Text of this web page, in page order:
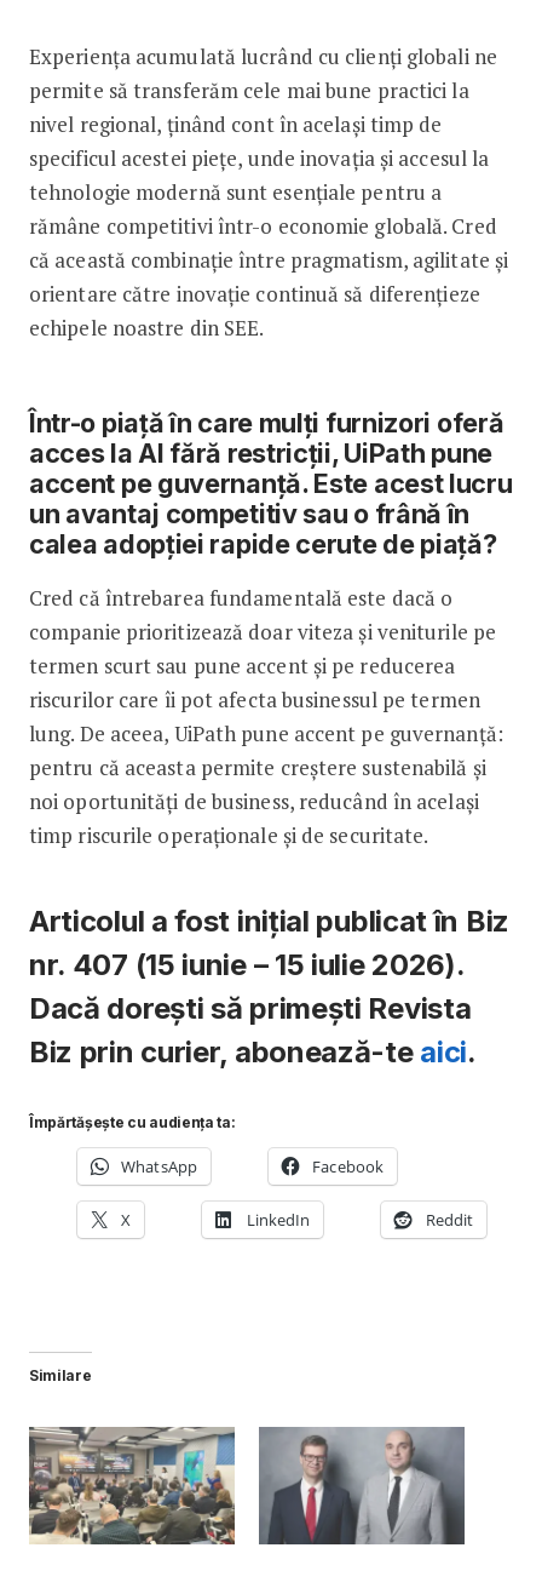
Experiența acumulată lucrând cu clienți globali ne
permite să transferăm cele mai bune practici la
nivel regional, ținând cont în același timp de
specificul acestei piețe, unde inovația și accesul la
tehnologie modernă sunt esențiale pentru a
rămâne competitivi într-o economie globală. Cred
că această combinație între pragmatism, agilitate și
orientare către inovație continuă să diferențieze
echipele noastre din SEE.
Într-o piață în care mulți furnizori oferă
acces la AI fără restricții, UiPath pune
accent pe guvernanță. Este acest lucru
un avantaj competitiv sau o frână în
calea adopției rapide cerute de piață?
Cred că întrebarea fundamentală este dacă o
companie prioritizează doar viteza și veniturile pe
termen scurt sau pune accent și pe reducerea
riscurilor care îi pot afecta businessul pe termen
lung. De aceea, UiPath pune accent pe guvernanță:
pentru că aceasta permite creștere sustenabilă și
noi oportunități de business, reducând în același
timp riscurile operaționale și de securitate.
Articolul a fost inițial publicat în Biz
nr. 407 (15 iunie – 15 iulie 2026).
Dacă dorești să primești Revista
Biz prin curier, abonează-te aici.
Împărtășește cu audiența ta:
WhatsApp Facebook
X LinkedIn Reddit
Similare